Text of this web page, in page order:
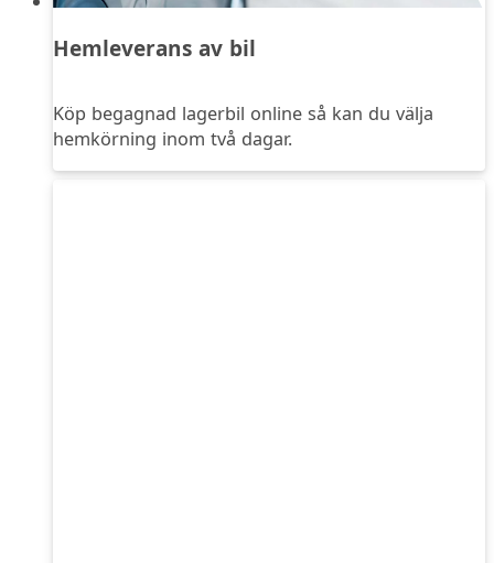
Hemleverans av bil
Köp begagnad lagerbil online så kan du välja
hemkörning inom två dagar.